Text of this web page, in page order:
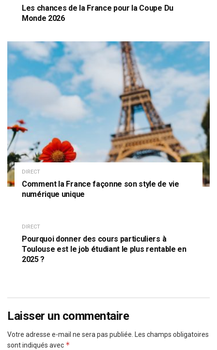
Les chances de la France pour la Coupe Du
Monde 2026
DIRECT
Comment la France façonne son style de vie
numérique unique
DIRECT
Pourquoi donner des cours particuliers à
Toulouse est le job étudiant le plus rentable en
2025 ?
Laisser un commentaire
Votre adresse e-mail ne sera pas publiée.
Les champs obligatoires
sont indiqués avec *